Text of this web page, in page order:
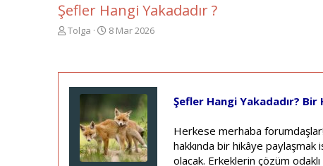
Şefler Hangi Yakadadır ?
K
Tolga
B
n
g
ı
ç
t
a
8 Mar 2026
Şefler Hangi Yakadadır? Bir
Herkese merhaba
hakkında bir hikâye paylaşmak
olacak. Erkeklerin çözüm odaklı